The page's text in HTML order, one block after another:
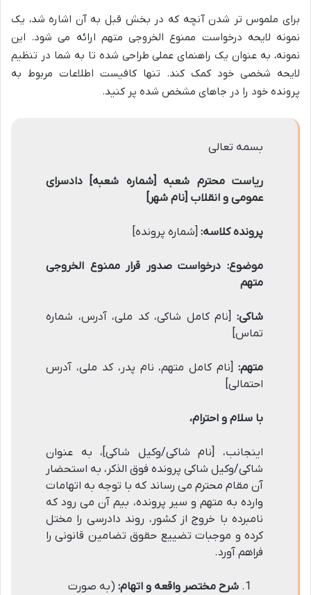
برای ملموس تر شدن آنچه که در بخش قبل به آن اشاره شد، یک
نمونه لایحه درخواست ممنوع الخروجی متهم ارائه می شود. این
نمونه، به عنوان یک راهنمای عملی طراحی شده تا به شما در تنظیم
لایحه شخصی خود کمک کند. تنها کافیست اطلاعات مربوط به
پرونده خود را در جاهای مشخص شده پر کنید.
بسمه تعالی
ریاست محترم شعبه [شماره شعبه] دادسرای
عمومی و انقلاب [نام شهر]
پرونده کلاسه: [شماره پرونده]
موضوع: درخواست صدور قرار ممنوع الخروجی
متهم
شاکی: [نام کامل شاکی، کد ملی، آدرس، شماره
تماس]
متهم: [نام کامل متهم، نام پدر، کد ملی، آدرس
احتمالی]
با سلام و احترام،
اینجانب، [نام شاکی/وکیل شاکی]، به عنوان
شاکی/وکیل شاکی پرونده فوق الذکر، به استحضار
آن مقام محترم می رساند که با توجه به اتهامات
وارده به متهم و سیر پرونده، بیم آن می رود که
نامبرده با خروج از کشور، روند دادرسی را مختل
کرده و موجبات تضییع حقوق تضامین قانونی را
فراهم آورد.
شرح مختصر واقعه و اتهام: (به صورت